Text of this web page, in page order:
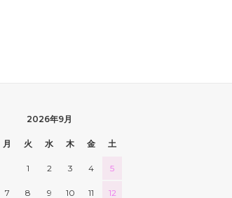
2026年9月
月 火 水 木 金 土
1 2 3 4 5
7 8 9 10 11 12